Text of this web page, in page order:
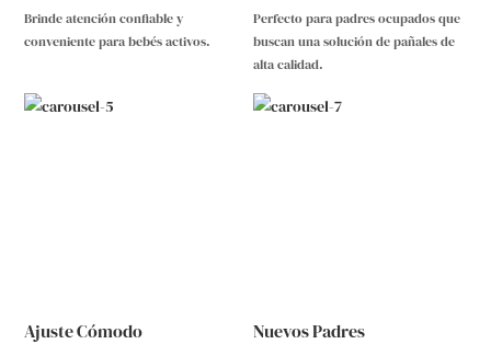
Brinde atención confiable y
conveniente para bebés activos.
Perfecto para padres ocupados que
buscan una solución de pañales de
alta calidad.
Ajuste Cómodo Nuevos Padres